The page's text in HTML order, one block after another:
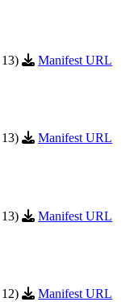
Manifest URL
Manifest URL
Manifest URL
Manifest URL